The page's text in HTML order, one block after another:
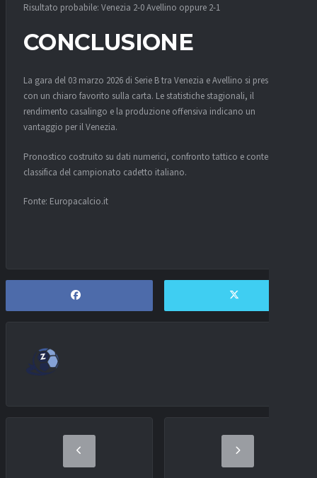
Risultato probabile: Venezia 2-0 Avellino oppure 2-1
CONCLUSIONE
La gara del 03 marzo 2026 di Serie B tra Venezia e Avellino si presenta
con un chiaro favorito sulla carta. Le statistiche stagionali, il
rendimento casalingo e la produzione offensiva indicano un
vantaggio per il Venezia.
Pronostico costruito su dati numerici, confronto tattico e contesto di
classifica del campionato cadetto italiano.
Fonte: Europacalcio.it